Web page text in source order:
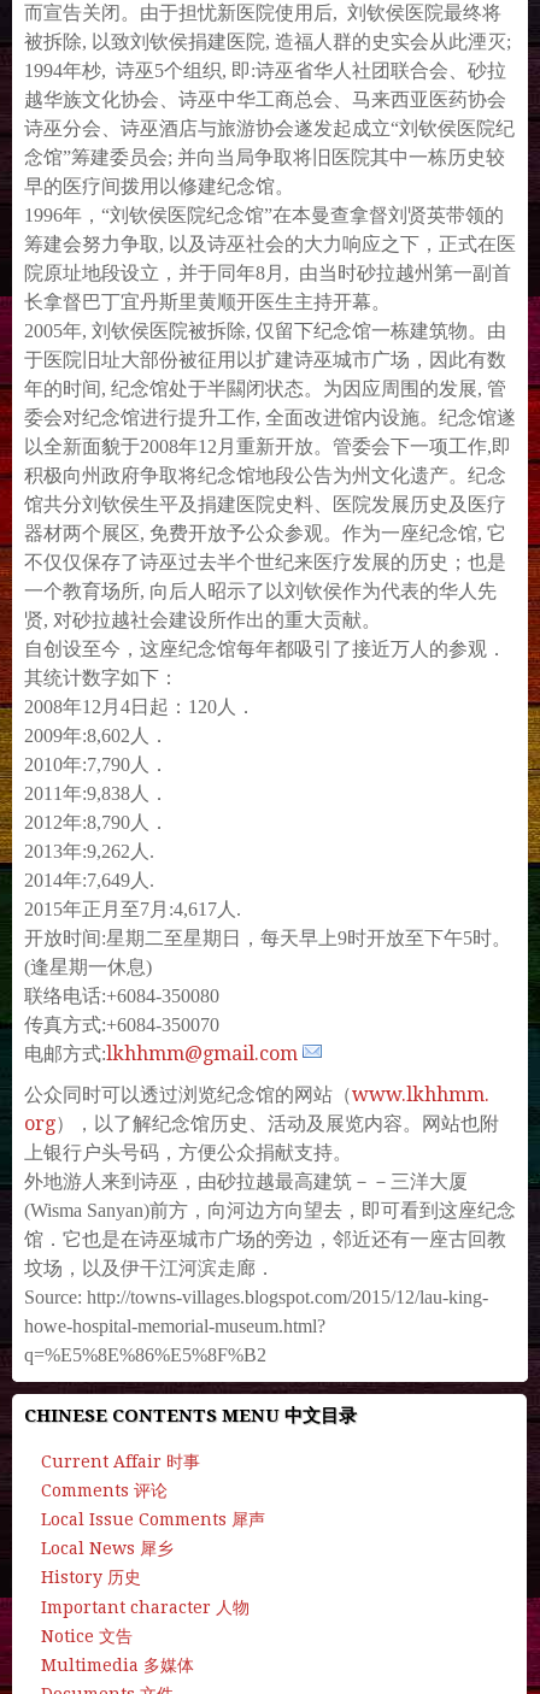
而宣告关闭。由于担忧新医院使用后, 刘钦侯医院最终将
被拆除, 以致刘钦侯捐建医院, 造福人群的史实会从此湮灭;
1994年杪, 诗巫5个组织, 即:诗巫省华人社团联合会、砂拉
越华族文化协会、诗巫中华工商总会、马来西亚医药协会
诗巫分会、诗巫酒店与旅游协会遂发起成立“刘钦侯医院纪
念馆”筹建委员会; 并向当局争取将旧医院其中一栋历史较
早的医疗间拨用以修建纪念馆。
1996年，“刘钦侯医院纪念馆”在本曼查拿督刘贤英带领的
筹建会努力争取, 以及诗巫社会的大力响应之下，正式在医
院原址地段设立，并于同年8月, 由当时砂拉越州第一副首
长拿督巴丁宜丹斯里黄顺开医生主持开幕。
2005年, 刘钦侯医院被拆除, 仅留下纪念馆一栋建筑物。由
于医院旧址大部份被征用以扩建诗巫城市广场，因此有数
年的时间, 纪念馆处于半闗闭状态。为因应周围的发展, 管
委会对纪念馆进行提升工作, 全面改进馆内设施。纪念馆遂
以全新面貌于2008年12月重新开放。管委会下一项工作,即
积极向州政府争取将纪念馆地段公告为州文化遗产。纪念
馆共分刘钦侯生平及捐建医院史料、医院发展历史及医疗
器材两个展区, 免费开放予公众参观。作为一座纪念馆, 它
不仅仅保存了诗巫过去半个世纪来医疗发展的历史；也是
一个教育场所, 向后人昭示了以刘钦侯作为代表的华人先
贤, 对砂拉越社会建设所作出的重大贡献。
自创设至今，这座纪念馆每年都吸引了接近万人的参观．
其统计数字如下：
2008年12月4日起：120人．
2009年:8,602人．
2010年:7,790人．
2011年:9,838人．
2012年:8,790人．
2013年:9,262人.
2014年:7,649人.
2015年正月至7月:4,617人.
开放时间:星期二至星期日，每天早上9时开放至下午5时。
(逢星期一休息)
联络电话:+6084-350080
传真方式:+6084-350070
电邮方式:lkhhmm@gmail.com
公众同时可以透过浏览纪念馆的网站（www.lkhhmm.
org），以了解纪念馆历史、活动及展览内容。
网站也附
上银行户头号码，方便公众捐献支持。
外地游人来到诗巫，由砂拉越最高建筑－－三洋大厦
(Wisma Sanyan)前方，向河边方向望去，即可看到这座纪念
馆． 它也是在诗巫城市广场的旁边，邻近还有一座古回教
坟场， 以及伊干江河滨走廊．
Source: http://towns-villages.blogspot.com/2015/12/lau-king-
howe-hospital-memorial-museum.html?
q=%E5%8E%86%E5%8F%B2
CHINESE CONTENTS MENU 中文目录
Current Affair 时事
Comments 评论
Local Issue Comments 犀声
Local News 犀乡
History 历史
Important character 人物
Notice 文告
Multimedia 多媒体